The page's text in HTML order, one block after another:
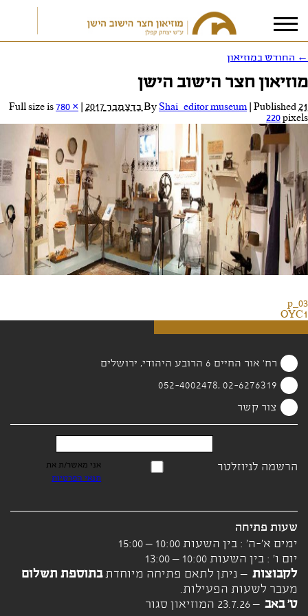
אני מאשר/ת אתתנאי הפרטיות
← החודש במוזיאון
מוזיאון חצר הישוב הישן
By Shai_editor museum Published21 בדצמבר 2017
780 ×
220pixels
p_03
OYC1
רח' אור החיים 6 הרובע היהודי, ירושלים
02-6276319 ,052-4002478
צור קשר
הרשמה לניוזלטר
אני מאשר/ת את
תנאי הפרטיות
שעות פתיחה
ימים א'-ה' : בין השעות 10:00 – 15:00
יום ו' : בין השעות 10:00 – 13:00
לקבוצות – ניתן לתאם פתיחה מיוחדתבתוספת תשלום
מעבר לשעות הפעילות.
ט' באב– 23.7.26 המוזיאון סגור